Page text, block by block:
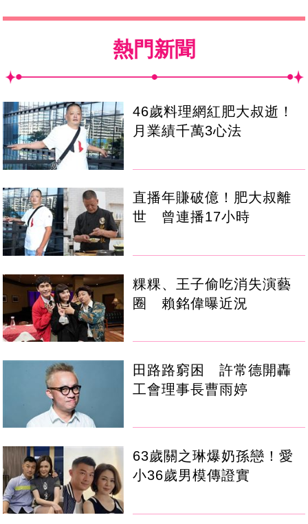
熱門新聞
46歲料理網紅肥大叔逝！
月業績千萬3心法
直播年賺破億！肥大叔離
世 曾連播17小時
粿粿、王子偷吃消失演藝
圈 賴銘偉曝近況
田路路窮困 許常德開轟
工會理事長曹雨婷
63歲關之琳爆奶孫戀！愛
小36歲男模傳證實